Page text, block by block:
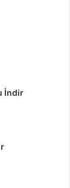
İndir